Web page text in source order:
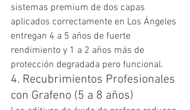
sistemas premium de dos capas
aplicados correctamente en Los Ángeles
entregan 4 a 5 años de fuerte
rendimiento y 1 a 2 años más de
protección degradada pero funcional.
4. Recubrimientos Profesionales
con Grafeno (5 a 8 años)